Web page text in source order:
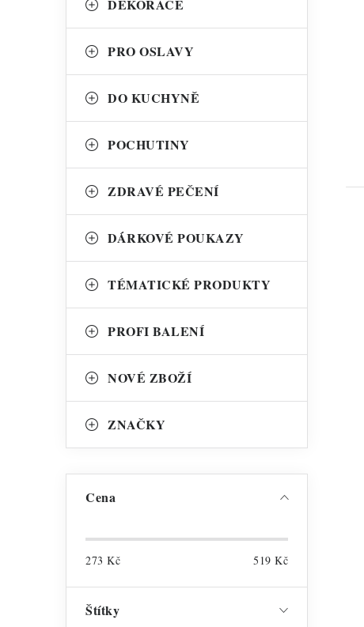
DEKORACE
PRO OSLAVY
DO KUCHYNĚ
POCHUTINY
ZDRAVÉ PEČENÍ
DÁRKOVÉ POUKAZY
TÉMATICKÉ PRODUKTY
PROFI BALENÍ
NOVÉ ZBOŽÍ
ZNAČKY
Cena
273 Kč 519 Kč
Štítky